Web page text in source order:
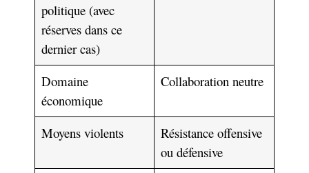
politique (avec
réserves dans ce
dernier cas)
Domaine
économique
Collaboration neutre
Moyens violents
Résistance offensive
ou défensive